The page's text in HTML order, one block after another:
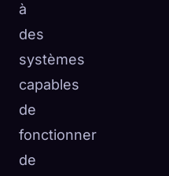
à
des
systèmes
capables
de
fonctionner
de